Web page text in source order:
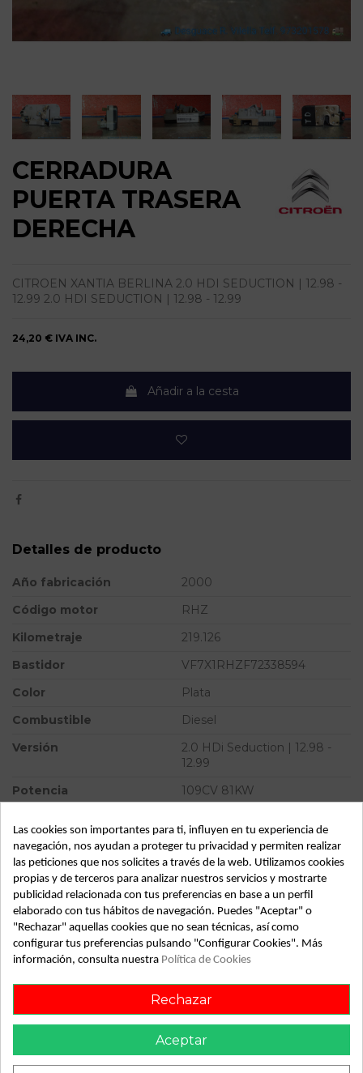
CERRADURA
PUERTA TRASERA
DERECHA
CITROEN XANTIA BERLINA 2.0 HDI SEDUCTION | 12.98 -
12.99 2.0 HDI SEDUCTION | 12.98 - 12.99
24,20 € IVA INC.
Añadir a la cesta
Detalles de producto
Año fabricación
2000
Código motor
RHZ
Kilometraje
219.126
Bastidor
VF7X1RHZF72338594
Color
Plata
Combustible
Diesel
Versión
2.0 HDi Seduction | 12.98 -
12.99
Potencia
109CV 81KW
Seduction | 12.98 - 12.99
Almacén
49349
SubAlmacén
364
SubSubAlmacén
100029749
ID: 736961
Descripción
Recambio de cerradura puerta trasera derecha para citroen
Las cookies son importantes para ti, influyen en tu experiencia de
navegación, nos ayudan a proteger tu privacidad y permiten realizar
las peticiones que nos solicites a través de la web. Utilizamos cookies
propias y de terceros para analizar nuestros servicios y mostrarte
publicidad relacionada con tus preferencias en base a un perfil
elaborado con tus hábitos de navegación. Puedes "Aceptar" o
"Rechazar" aquellas cookies que no sean técnicas, así como
configurar tus preferencias pulsando "Configurar Cookies". Más
información, consulta nuestra Política de Cookies
Rechazar
Aceptar